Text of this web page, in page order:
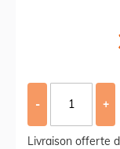
- +
Livraison offerte